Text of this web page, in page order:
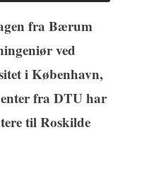
fra Bærum
ved
i København,
fra DTU har
til Roskilde